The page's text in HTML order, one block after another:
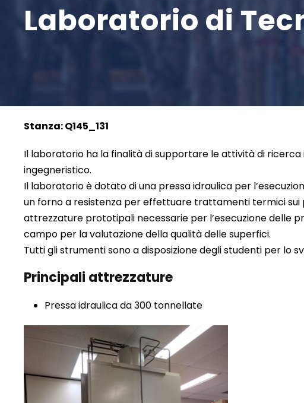
Laboratorio di
Stanza: Q145_131
Il laboratorio ha la finalità di supportare le attività di
ingegneristico.
Il laboratorio è dotato di una pressa idraulica per
un forno a resistenza per effettuare trattamenti termici sui
attrezzature prototipali necessarie per l’esecuzione delle
campo per la valutazione della qualità delle superfici.
Tutti gli strumenti sono a disposizione degli studenti per lo
Principali attrezzature
Pressa idraulica da 300 tonnellate